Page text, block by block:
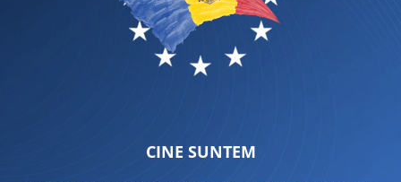
CINE SUNTEM